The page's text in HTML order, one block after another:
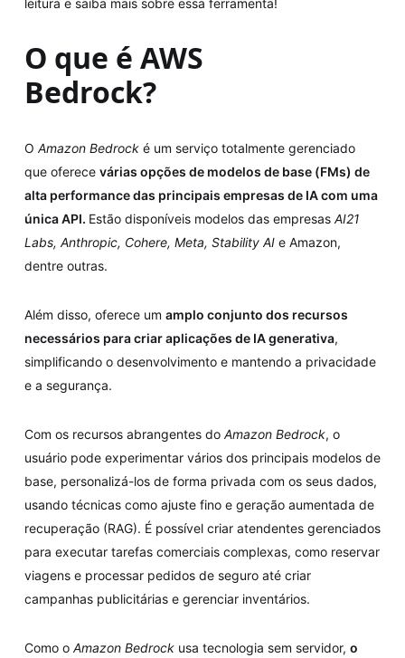
O que é AWS
Bedrock?
O Amazon Bedrock é um serviço totalmente gerenciado
que oferece várias opções de modelos de base (FMs) de
alta performance das principais empresas de IA com uma
única API. Estão disponíveis modelos das empresas AI21
Labs, Anthropic, Cohere, Meta, Stability AIe Amazon,
dentre outras.
Além disso, oferece um amplo conjunto dos recursos
necessários para criar aplicações de IA generativa,
simplificando o desenvolvimento e mantendo a privacidade
e a segurança.
Com os recursos abrangentes do Amazon Bedrock, o
usuário pode experimentar vários dos principais modelos de
base, personalizá-los de forma privada com os seus dados,
usando técnicas como ajuste fino e geração aumentada de
recuperação (RAG). É possível criar atendentes gerenciados
para executar tarefas comerciais complexas, como reservar
viagens e processar pedidos de seguro até criar
campanhas publicitárias e gerenciar inventários.
Como o Amazon Bedrockusa tecnologia sem servidor, o